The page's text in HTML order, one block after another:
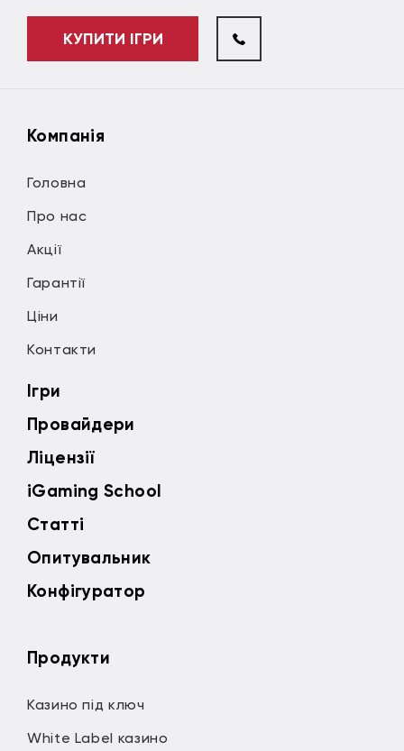
КУПИТИ ІГРИ
Компанія
Головна
Про нас
Акції
Гарантії
Ціни
Контакти
Ігри
Провайдери
Ліцензії
iGaming School
Статті
Опитувальник
Конфігуратор
Продукти
Казино під ключ
White Label казино